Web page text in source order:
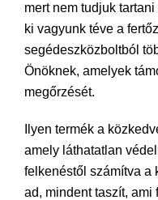
mert nem tudjuk
ki vagyunk téve a
segédeszközboltból
Önöknek, amelyek
megőrzését.
Ilyen termék a
amely láthatatlan
felkenéstől számítva a
ad, mindent taszít, ami